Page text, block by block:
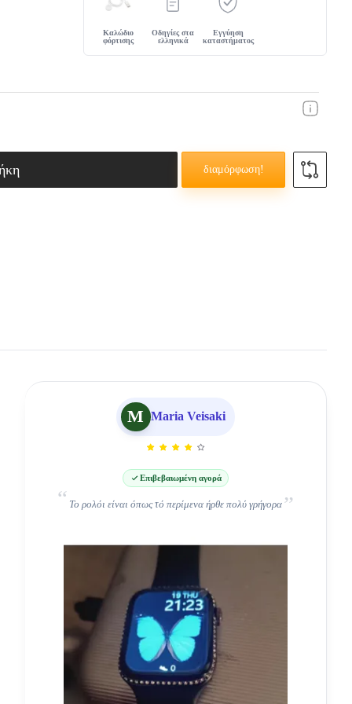
Καλώδιο
φόρτισης
Οδηγίες στα
ελληνικά
Εγγύηση
καταστήματος
διαμόρφωση!
M Maria Veisaki
Επιβεβαιωμένη αγορά
Το ρολόι είναι όπως τό περίμενα ήρθε πολύ γρήγορα